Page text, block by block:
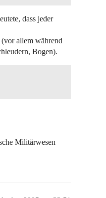
dass jeder
allem während
Bogen).
Militärwesen